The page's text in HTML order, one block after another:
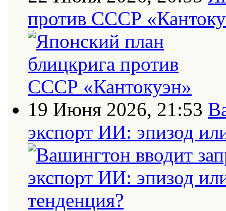
против СССР
19 Июня 2026, 21:53
экспорт ИИ: эпизод